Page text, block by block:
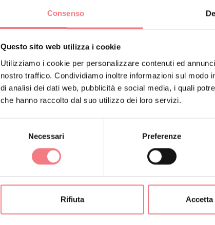
Consenso
Questo sito web utilizza i cookie
Utilizziamo i cookie per personalizzare contenuti ed
nostro traffico. Condividiamo inoltre informazioni sul
di analisi dei dati web, pubblicità e social media, i quali
che hanno raccolto dal suo utilizzo dei loro servizi.
Necessari Preferenze
Rifiuta
Appartamento posto al piano secondo, situato in
Locazione turistica M0250150587